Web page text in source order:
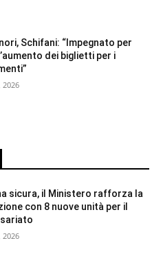
Schifani: “Impegnato per
dei biglietti per i
2026
sicura, il Ministero rafforza la
con 8 nuove unità per il
2026